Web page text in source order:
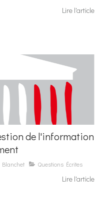
Lire l'article
de l'information
Questions Écrites
Lire l'article